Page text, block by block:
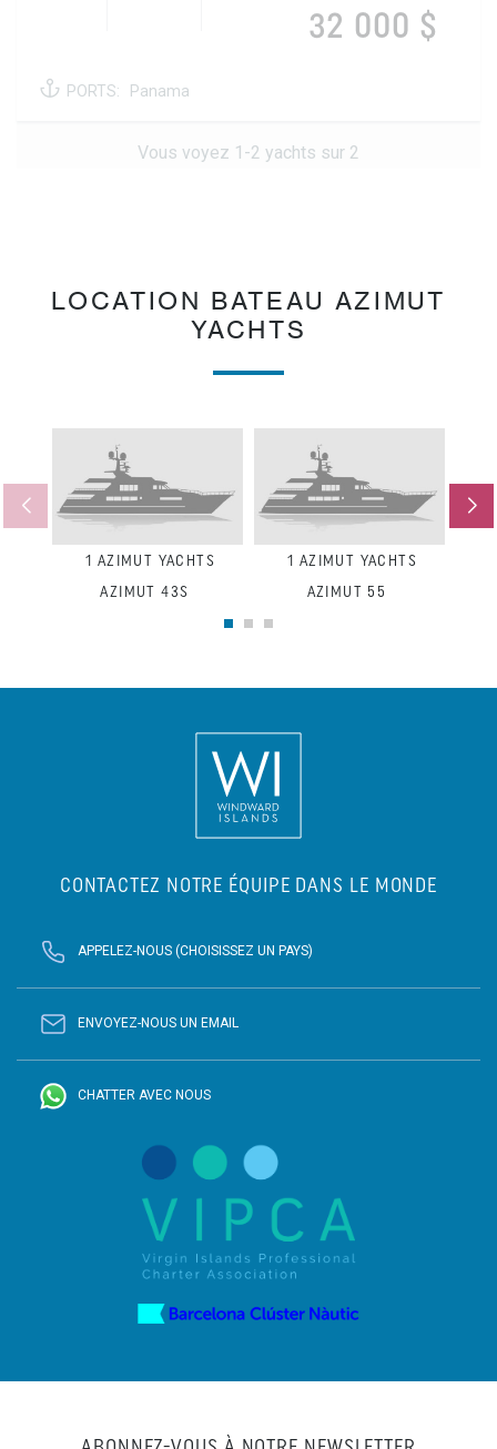
32 000 $
PORTS: Panama
Vous voyez 1-2 yachts sur 2
LOCATION BATEAU AZIMUT
YACHTS
1 AZIMUT YACHTS
AZIMUT 43S
1 AZIMUT YACHTS
AZIMUT 55
CONTACTEZ NOTRE ÉQUIPE DANS LE MONDE
APPELEZ-NOUS (CHOISISSEZ UN PAYS)
ENVOYEZ-NOUS UN EMAIL
CHATTER AVEC NOUS